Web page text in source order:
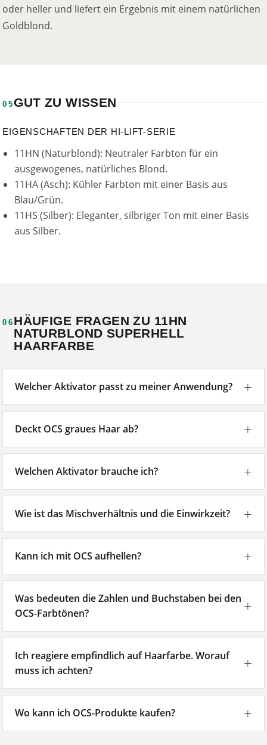
oder heller und liefert ein Ergebnis mit einem natürlichen
Goldblond.
05GUT ZU WISSEN
EIGENSCHAFTEN DER HI-LIFT-SERIE
11HN (Naturblond): Neutraler Farbton für ein
ausgewogenes, natürliches Blond.
11HA (Asch): Kühler Farbton mit einer Basis aus
Blau/Grün.
11HS (Silber): Eleganter, silbriger Ton mit einer Basis
aus Silber.
06 HÄUFIGE FRAGEN ZU 11HN
NATURBLOND SUPERHELL
HAARFARBE
Welcher Aktivator passt zu meiner Anwendung?
Deckt OCS graues Haar ab?
Welchen Aktivator brauche ich?
Wie ist das Mischverhältnis und die Einwirkzeit?
Kann ich mit OCS aufhellen?
Was bedeuten die Zahlen und Buchstaben bei den
OCS-Farbtönen?
Ich reagiere empfindlich auf Haarfarbe. Worauf
muss ich achten?
Wo kann ich OCS-Produkte kaufen?